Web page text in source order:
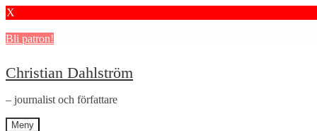
X
Bli patron!
Hoppa
till
navigering
Hoppa
till
innehåll
Christian Dahlström
– journalist och författare
Meny